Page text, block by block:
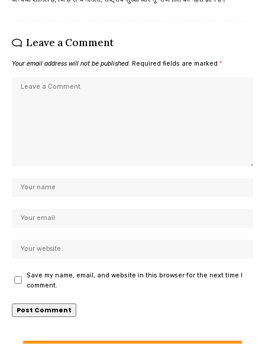
Leave a Comment
Your email address will not be published. Required fields are marked *
Save my name, email, and website in this browser for the next time I
comment.